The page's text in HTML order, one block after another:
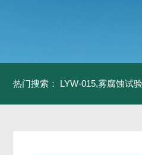
热门搜索： LYW-015,雾腐蚀试